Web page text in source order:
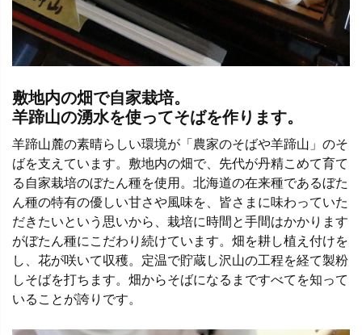
敷地内の畑で自家栽培。
羊蹄山の湧水を使ってそばを作ります。
羊蹄山麓の素晴らしい環境が「農家のそばや羊蹄山」のそ
ばを支えています。敷地内の畑で、先代が丹精こめて育て
る自家栽培のぼたん種を使用。北海道の在来種であるぼた
ん種の特有の優しい甘さや風味を、皆さまに味わっていた
だきたいという思いから、栽培に時間と手間はかかります
がぼたん種にこだわり続けています。畑を耕し植え付けを
し、花が咲いて収穫。定温で貯蔵し沢山の工程を経て製粉
しそばを打ちます。畑からそばになるまですべてを知って
いることが誇りです。